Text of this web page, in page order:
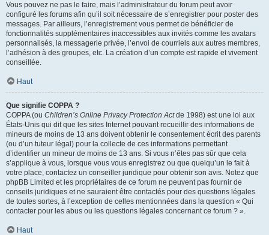
Vous pouvez ne pas le faire, mais l’administrateur du forum peut avoir
configuré les forums afin qu’il soit nécessaire de s’enregistrer pour poster des
messages. Par ailleurs, l’enregistrement vous permet de bénéficier de
fonctionnalités supplémentaires inaccessibles aux invités comme les avatars
personnalisés, la messagerie privée, l’envoi de courriels aux autres membres,
l’adhésion à des groupes, etc. La création d’un compte est rapide et vivement
conseillée.
Haut
Que signifie COPPA ?
COPPA (ou Children’s Online Privacy Protection Actde 1998) est une loi aux
États-Unis qui dit que les sites Internet pouvant recueillir des informations de
mineurs de moins de 13 ans doivent obtenir le consentement écrit des parents
(ou d’un tuteur légal) pour la collecte de ces informations permettant
d’identifier un mineur de moins de 13 ans. Si vous n’êtes pas sûr que cela
s’applique à vous, lorsque vous vous enregistrez ou que quelqu’un le fait à
votre place, contactez un conseiller juridique pour obtenir son avis. Notez que
phpBB Limited et les propriétaires de ce forum ne peuvent pas fournir de
conseils juridiques et ne sauraient être contactés pour des questions légales
de toutes sortes, à l’exception de celles mentionnées dans la question « Qui
contacter pour les abus ou les questions légales concernant ce forum ? ».
Haut